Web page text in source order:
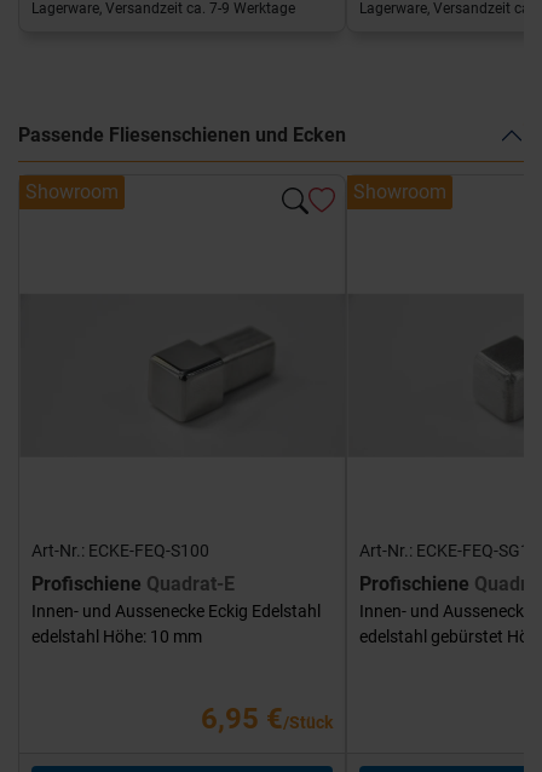
Lagerware, Versandzeit ca. 7-9 Werktage Lagerware, Versandzeit ca.
Passende Fliesenschienen und Ecken
Showroom
Art-Nr.: ECKE-FEQ-S100
Profischiene Quadrat-E
Innen- und Aussenecke Eckig Edelstahl
edelstahl Höhe: 10 mm
6,95 €/Stück
Showroom
Art-Nr.: ECKE-FEQ-
Profischiene
Innen- und Aussenecke
edelstahl gebürstet